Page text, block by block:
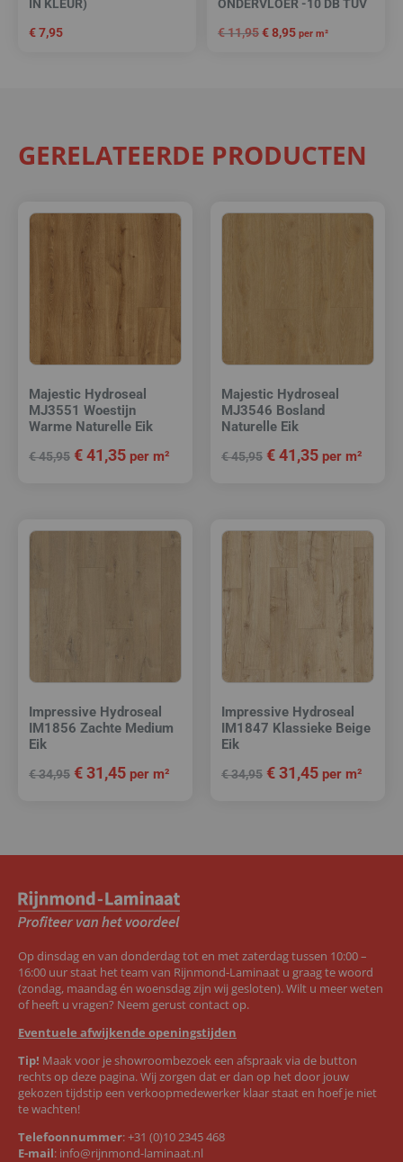
IN KLEUR)
€7,95
ONDERVLOER -10 DB TÜV
€11,95€8,95 per m²
GERELATEERDE PRODUCTEN
Majestic Hydroseal
MJ3551 Woestijn
Warme Naturelle Eik
€45,95 €41,35 per m²
Majestic Hydroseal
MJ3546 Bosland
Naturelle Eik
€45,95 €41,35 per m²
Impressive Hydroseal
IM1856 Zachte Medium
Eik
€34,95 €31,45 per m²
Impressive Hydroseal
IM1847 Klassieke Beige
Eik
€34,95 €31,45 per m²
Op dinsdag en van donderdag tot en met zaterdag tussen 10:00 –
16:00 uur staat het team van Rijnmond-Laminaat u graag te woord
(zondag, maandag én woensdag zijn wij gesloten). Wilt u meer weten
of heeft u vragen? Neem gerust contact op.
Eventuele afwijkende openingstijden
Tip! Maak voor je showroombezoek een afspraak via de button
rechts op deze pagina. Wij zorgen dat er dan op het door jouw
gekozen tijdstip een verkoopmedewerker klaar staat en hoef je niet
te wachten!
Telefoonnummer:+31 (0)10 2345 468
E-mail: info@rijnmond-laminaat.nl